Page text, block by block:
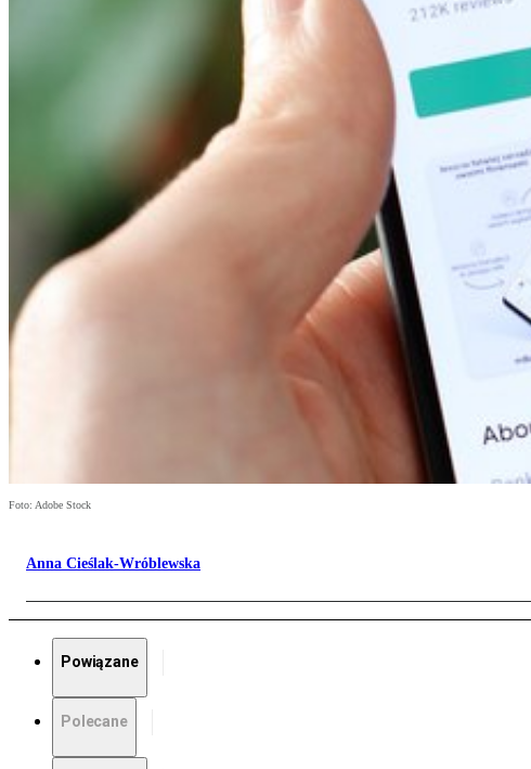
Foto: Adobe Stock
Anna Cieślak-Wróblewska
Powiązane
Polecane